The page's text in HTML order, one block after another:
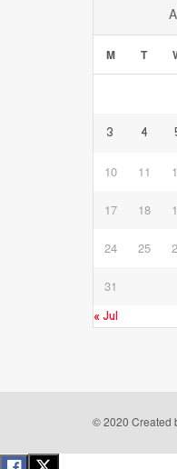
M T
3 4
10 11
17 18
24 25
31
« Jul
© 2020 Created